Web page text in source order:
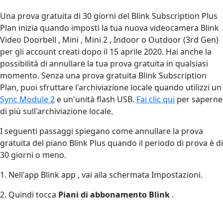
Una prova gratuita di 30 giorni del Blink Subscription Plus
Plan inizia quando imposti la tua nuova videocamera Blink
Video Doorbell , Mini , Mini 2 , Indoor o Outdoor (3rd Gen)
per gli account creati dopo il 15 aprile 2020. Hai anche la
possibilità di annullare la tua prova gratuita in qualsiasi
momento. Senza una prova gratuita Blink Subscription
Plan, puoi sfruttare l'archiviazione locale quando utilizzi un
Sync Module 2 e un'unità flash USB. Fai clic qui per saperne
di più sull'archiviazione locale.
I seguenti passaggi spiegano come annullare la prova
gratuita del piano Blink Plus quando il periodo di prova è di
30 giorni o meno.
1. Nell'app Blink app , vai alla schermata Impostazioni.
2. Quindi tocca Piani di abbonamento Blink .